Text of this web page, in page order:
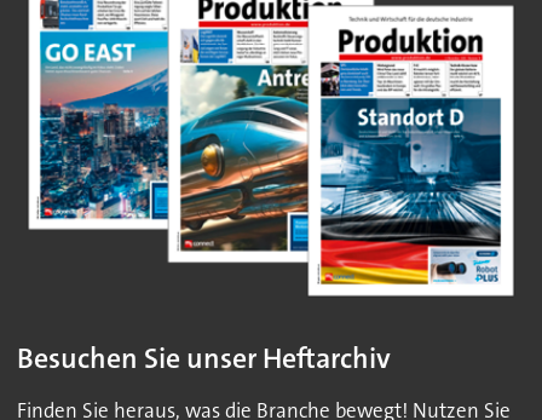
Besuchen Sie unser Heftarchiv
Finden Sie heraus, was die Branche bewegt! Nutzen Sie